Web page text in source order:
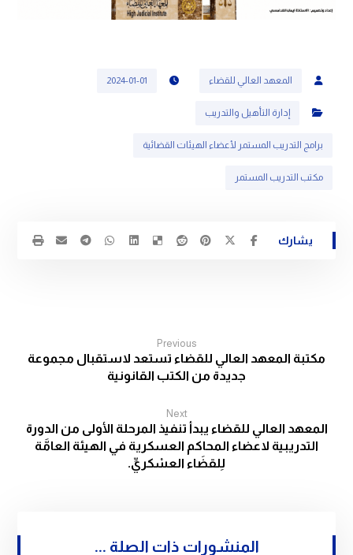
المعهد العالي للقضاء 2024-01-01
إدارة التأهيل والتدريب
برامج التدريب المستمر لأعضاء الهيئات القضائية
مكتب التدريب المستمر
Previous
مكتبة المعهد العالي للقضاء تستعد لاستقبال مجموعة
جديدة من الكتب القانونية
Next
المعهد العالي للقضاء يبدأ تنفيذ المرحلة الأولى من الدورة
التدريبية لاعضاء المحاكم العسكرية في الهيئة العامَّة
لِلقضَاء العسْكريِّ.
المنشورات ذات الصلة ...